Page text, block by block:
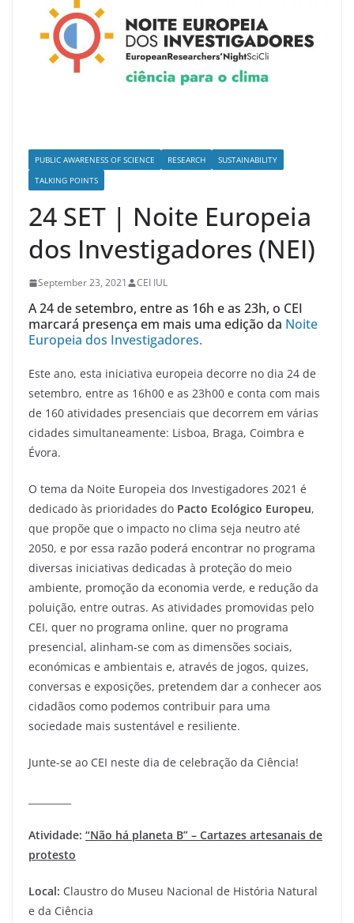
PUBLIC AWARENESS OF SCIENCE RESEARCH
SUSTAINABILITY
TALKING POINTS
24 SET | Noite Europeia
dos Investigadores (NEI)
September 23, 2021 CEI IUL
A 24 de setembro, entre as 16h e as 23h, o CEI
marcará presença em mais uma edição da Noite
Europeia dos Investigadores.
Este ano, esta iniciativa europeia decorre no dia 24 de
setembro, entre as 16h00 e as 23h00 e conta com mais
de 160 atividades presenciais que decorrem em várias
cidades simultaneamente: Lisboa, Braga, Coimbra e
Évora.
O tema da Noite Europeia dos Investigadores 2021 é
dedicado às prioridades do Pacto Ecológico Europeu,
que propõe que o impacto no clima seja neutro até
2050, e por essa razão poderá encontrar no programa
diversas iniciativas dedicadas à proteção do meio
ambiente, promoção da economia verde, e redução da
poluição, entre outras. As atividades promovidas pelo
CEI, quer no programa online, quer no programa
presencial, alinham-se com as dimensões sociais,
económicas e ambientais e, através de jogos, quizes,
conversas e exposições, pretendem dar a conhecer aos
cidadãos como podemos contribuir para uma
sociedade mais sustentável e resiliente.
Junte-se ao CEI neste dia de celebração da Ciência!
Atividade: “Não há planeta B” – Cartazes artesanais de
protesto
Local: Claustro do Museu Nacional de História Natural
e da Ciência